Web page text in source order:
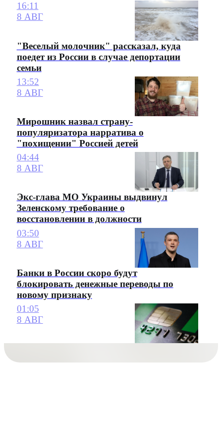
16:11
8 АВГ
"Веселый молочник" рассказал, куда
поедет из России в случае депортации
семьи
13:52
8 АВГ
Мирошник назвал страну-
популяризатора нарратива о
"похищении" Россией детей
04:44
8 АВГ
Экс-глава МО Украины выдвинул
Зеленскому требование о
восстановлении в должности
03:50
8 АВГ
Банки в России скоро будут
блокировать денежные переводы по
новому признаку
01:05
8 АВГ